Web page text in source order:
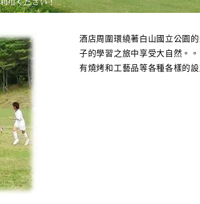
酒店周圍環繞著白山國立公園
子的學習之旅中享受大自然。。
有燒烤和工藝品等各種各樣的